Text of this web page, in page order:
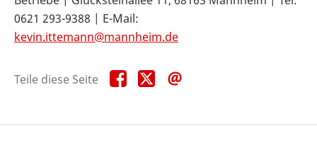
0621 293-9388 | E-Mail:
kevin.ittemann@mannheim.de
Teile diese Seite Teile
diese
Teile
diese